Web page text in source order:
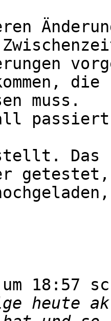
die
muss.
Das
um 18:57
heute